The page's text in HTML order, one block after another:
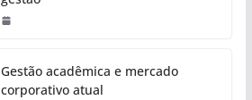
Gestão acadêmica e mercado
corporativo atual